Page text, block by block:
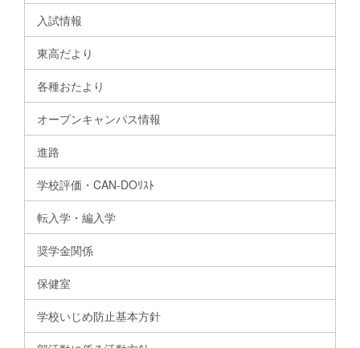
入試情報
東高だより
各種おたより
オープンキャンパス情報
進路
学校評価・CAN-DOﾘｽﾄ
転入学・編入学
奨学金関係
保健室
学校いじめ防止基本方針